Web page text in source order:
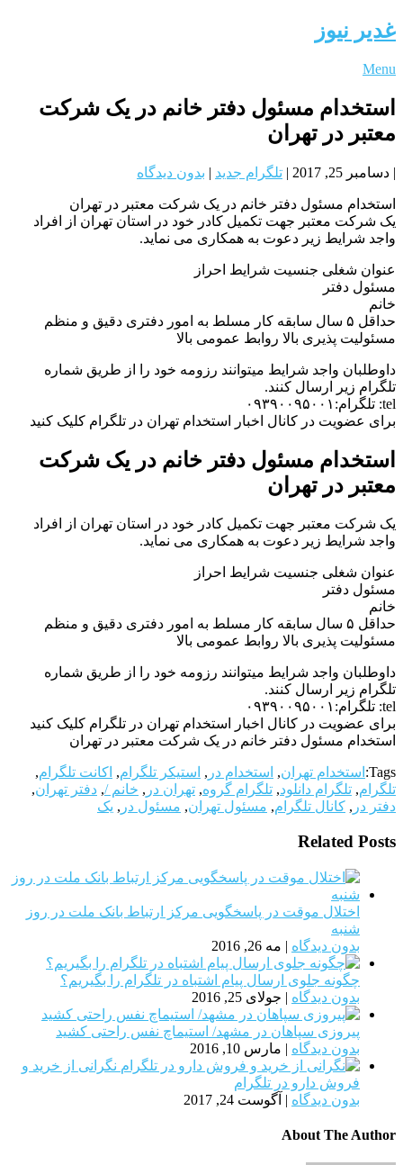
غدیر نیوز
Menu
استخدام مسئول دفتر خانم در یک شرکت
معتبر در تهران
| دسامبر 25, 2017 | تلگرام جدید | بدون دیدگاه
استخدام مسئول دفتر خانم در یک شرکت معتبر در تهران
یک شرکت معتبر جهت تکمیل کادر خود در استان تهران از افراد
واجد شرایط زیر دعوت به همکاری می نماید.
عنوان شغلی جنسیت شرایط احراز
مسئول دفتر
خانم
حداقل ۵ سال سابقه کار مسلط به امور دفتری دقیق و منظم
مسئولیت پذیری بالا روابط عمومی بالا
داوطلبان واجد شرایط میتوانند رزومه خود را از طریق شماره
تلگرام زیر ارسال کنند.
tel: تلگرام:۰۹۳۹۰۰۹۵۰۰۱
برای عضویت در کانال اخبار استخدام تهران در تلگرام کلیک کنید
استخدام مسئول دفتر خانم در یک شرکت
معتبر در تهران
یک شرکت معتبر جهت تکمیل کادر خود در استان تهران از افراد
واجد شرایط زیر دعوت به همکاری می نماید.
عنوان شغلی جنسیت شرایط احراز
مسئول دفتر
خانم
حداقل ۵ سال سابقه کار مسلط به امور دفتری دقیق و منظم
مسئولیت پذیری بالا روابط عمومی بالا
داوطلبان واجد شرایط میتوانند رزومه خود را از طریق شماره
تلگرام زیر ارسال کنند.
tel: تلگرام:۰۹۳۹۰۰۹۵۰۰۱
برای عضویت در کانال اخبار استخدام تهران در تلگرام کلیک کنید
استخدام مسئول دفتر خانم در یک شرکت معتبر در تهران
Tags: استخدام تهران, استخدام در , استیکر تلگرام, اکانت تلگرام,
تلگرام, تلگرام دانلود, تلگرام گروه, تهران در , خانم /, دفتر تهران,
دفتر در , کانال تلگرام, مسئول تهران, مسئول در , یک
Related Posts
اختلال موقت در پاسخگویی مرکز ارتباط بانک ملت در روز
شنبه
بدون دیدگاه | مه 26, 2016
چگونه جلوی ارسال پیام اشتباه در تلگرام را بگیریم؟
بدون دیدگاه | جولای 25, 2016
پیروزی سپاهان در مشهد/ استیماچ نفس راحتی کشید
بدون دیدگاه | مارس 10, 2016
نگرانی از خرید و
فروش دارو در تلگرام
بدون دیدگاه | آگوست 24, 2017
About The Author